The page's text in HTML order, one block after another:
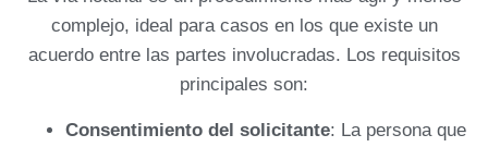
complejo, ideal para casos en los que existe un
acuerdo entre las partes involucradas. Los requisitos
principales son:
Consentimiento del solicitante: La persona que